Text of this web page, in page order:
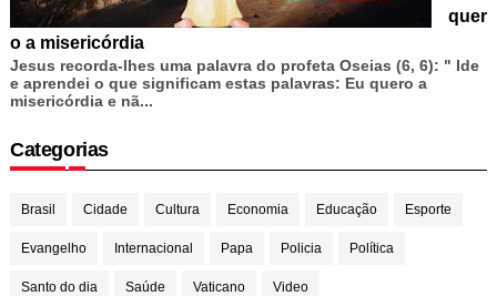
quer
o a misericórdia
Jesus recorda-lhes uma palavra do profeta Oseias (6, 6): " Ide
e aprendei o que significam estas palavras: Eu quero a
misericórdia e nã...
Categorias
Brasil Cidade Cultura Economia Educação Esporte
Evangelho Internacional Papa Policia Política
Santo do dia Saúde Vaticano Video